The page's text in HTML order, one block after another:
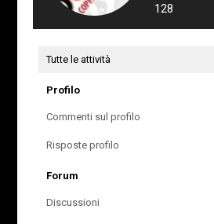
128
Tutte le attività
Profilo
Commenti sul profilo
Risposte profilo
Forum
Discussioni